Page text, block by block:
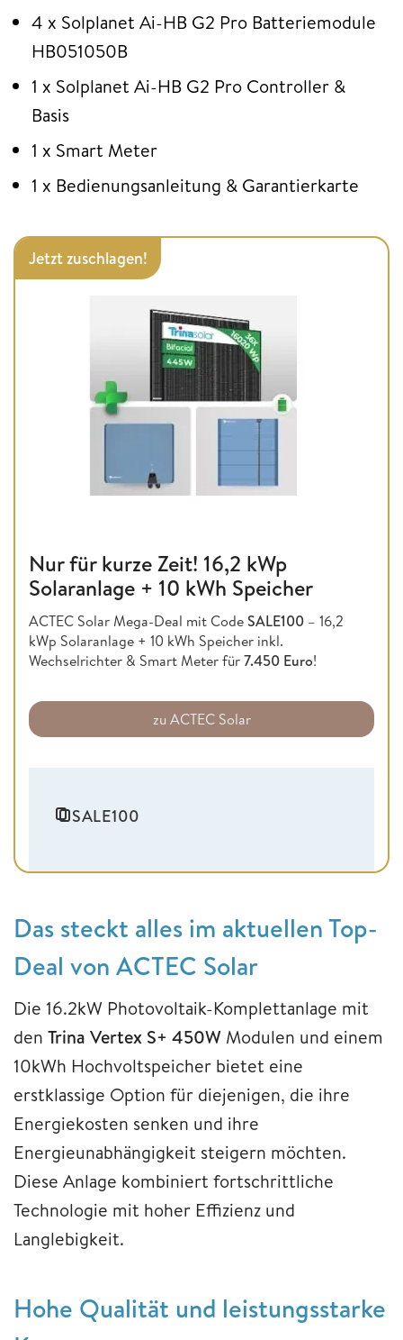
4 x Solplanet Ai-HB G2 Pro Batteriemodule
HB051050B
1 x Solplanet Ai-HB G2 Pro Controller &
Basis
1 x Smart Meter
1 x Bedienungsanleitung & Garantierkarte
Jetzt zuschlagen!
Nur für kurze Zeit! 16,2 kWp
Solaranlage + 10 kWh Speicher
ACTEC Solar Mega-Deal mit CodeSALE100 – 16,2
kWp Solaranlage + 10 kWh Speicher inkl.
Wechselrichter & Smart Meter für7.450 Euro!
zu ACTEC Solar
SALE100
Das steckt alles im aktuellen Top-
Deal von ACTEC Solar
Die 16.2kW Photovoltaik-Komplettanlage mit
den Trina Vertex S+ 450W Modulen und einem
10kWh Hochvoltspeicher bietet eine
erstklassige Option für diejenigen, die ihre
Energiekosten senken und ihre
Energieunabhängigkeit steigern möchten.
Diese Anlage kombiniert fortschrittliche
Technologie mit hoher Effizienz und
Langlebigkeit.
Hohe Qualität und leistungsstarke